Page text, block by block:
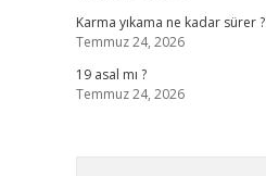
Karma yıkama ne kadar sürer ?
Temmuz 24, 2026
19 asal mı ?
Temmuz 24, 2026